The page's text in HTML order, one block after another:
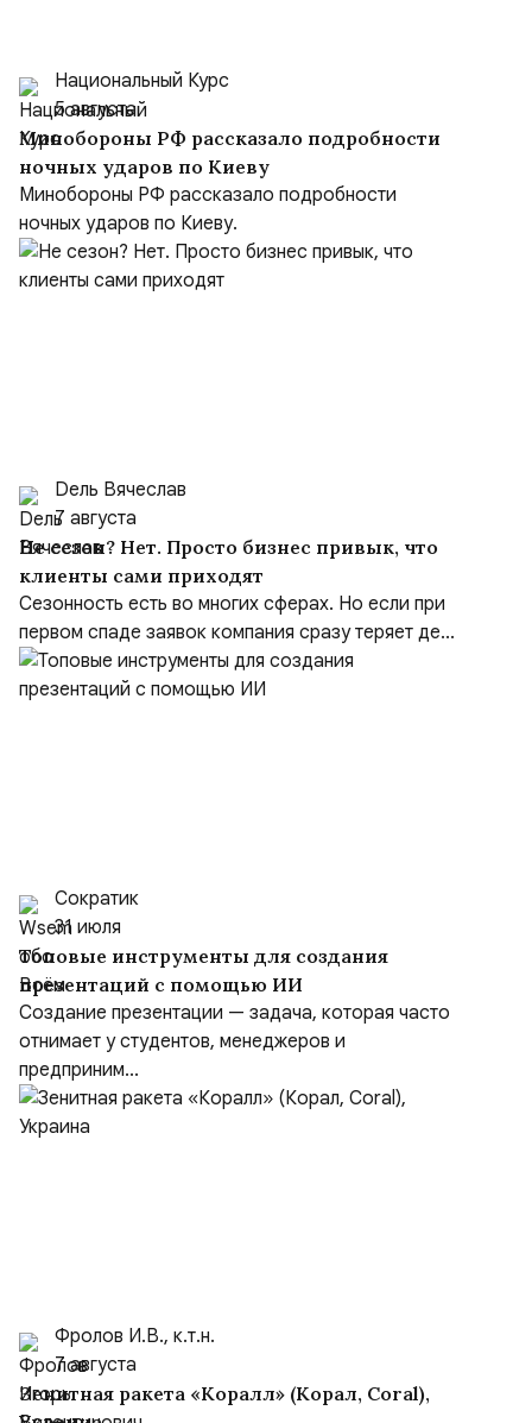
Национальный Курс
5 августа
Минобороны РФ рассказало подробности
ночных ударов по Киеву
Минобороны РФ рассказало подробности
ночных ударов по Киеву.
Dель Вячеслав
7 августа
Не сезон? Нет. Просто бизнес привык, что
клиенты сами приходят
Сезонность есть во многих сферах. Но если при
первом спаде заявок компания сразу теряет де...
Сократик
31 июля
Топовые инструменты для создания
презентаций с помощью ИИ
Создание презентации — задача, которая часто
отнимает у студентов, менеджеров и
предприним...
Фролов И.В., к.т.н.
7 августа
Зенитная ракета «Коралл» (Корал, Coral),